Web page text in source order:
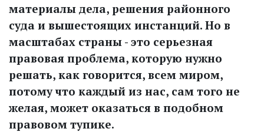
материалы дела, решения районного
суда и вышестоящих инстанций. Но в
масштабах страны - это серьезная
правовая проблема, которую нужно
решать, как говорится, всем миром,
потому что каждый из нас, сам того не
желая, может оказаться в подобном
правовом тупике.